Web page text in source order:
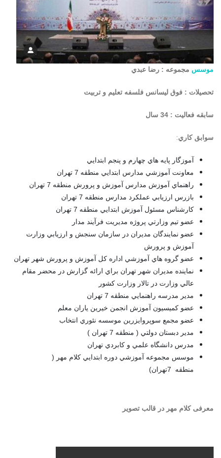
موسس مجموعه : رضا عبدي
تحصيلات : فوق ليسانس فلسفه تعليم و تربيت
سابقه فعاليت : 34 سال
سوابق كاري:
آموزگار پايه هاي چهارم و پنجم ابتدايي
معاونت آموزشي مدارس ابتدايي منطقه 7 تهران
راهنماي آموزش مدارس آموزش و پرورش منطقه 7 تهران
بازرس ارزيابي عملكرد مدارس منطقه 7 تهران
كارشناس مسئول آموزش ابتدايي منطقه 7 تهران
عضو تيم وزارتي پروژه مديريت فرآيند مدار
عضو نمايندگان مديران در سازمان سنجش و ارزيابي وزارت
آموزش و پرورش
عضو گروه هاي آموزشي اداره كل آموزش و پرورش شهر تهران
نماينده مديران شهر تهران براي ارائه گزارش در محضر مقام
عالي وزارت در تالار وزارت كشور
مدير مدرسه راهنمايي منطقه 7 تهران
عضو كمیسيون آموزش انجمن خيرين ياران معلم
عضو مجمع سوپروايزرين موسسه نئوري انتخاب
مدير دبستان دولتي ( منطقه 7 تهران
(
مدرس دانشگاه علمي و كابردي تهران
موسس مجموعه آموزشي دوره ابتدايي كلام مهر (
منطقه
7تهران(
معرفی کلام مهر در قالب تصویر